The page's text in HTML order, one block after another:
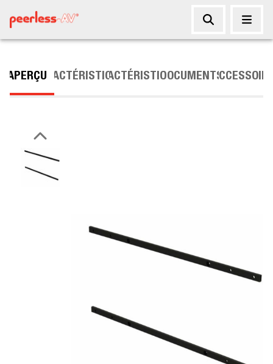
APERÇUCARACTÉRISTIQUESCARACTÉRISTIQUESDOCUMENTS